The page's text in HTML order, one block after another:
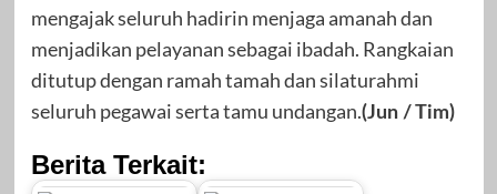
mengajak seluruh hadirin menjaga amanah dan
menjadikan pelayanan sebagai ibadah. Rangkaian
ditutup dengan ramah tamah dan silaturahmi
seluruh pegawai serta tamu undangan.(Jun / Tim)
Berita Terkait: